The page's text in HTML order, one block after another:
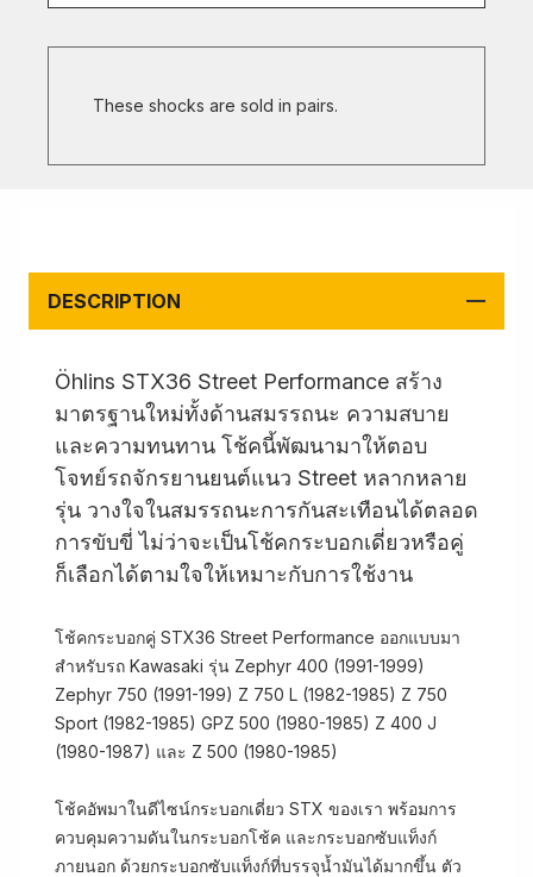
These shocks are sold in pairs.
DESCRIPTION
Öhlins STX36 Street Performance สร้าง
มาตรฐานใหม่ทั้งด้านสมรรถนะ ความสบาย
และความทนทาน โช้คนี้พัฒนามาให้ตอบ
โจทย์รถจักรยานยนต์แนว Street หลากหลาย
รุ่น วางใจในสมรรถนะการกันสะเทือนได้ตลอด
การขับขี่ ไม่ว่าจะเป็นโช้คกระบอกเดี่ยวหรือคู่
ก็เลือกได้ตามใจให้เหมาะกับการใช้งาน
โช้คกระบอกคู่ STX36 Street Performance ออกแบบมา
สำหรับรถ Kawasaki รุ่น Zephyr 400 (1991-1999)
Zephyr 750 (1991-199) Z 750 L (1982-1985) Z 750
Sport (1982-1985) GPZ 500 (1980-1985) Z 400 J
(1980-1987) และ Z 500 (1980-1985)
โช้คอัพมาในดีไซน์กระบอกเดี่ยว STX ของเรา พร้อมการ
ควบคุมความดันในกระบอกโช้ค และกระบอกซับแท็งก์
ภายนอก ด้วยกระบอกซับแท็งก์ที่บรรจุน้ำมันได้มากขึ้น ตัว